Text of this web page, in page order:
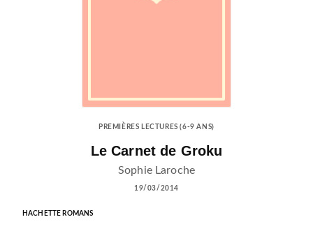
PREMIÈRES LECTURES (6-9 ANS)
Le Carnet de Groku
Sophie Laroche
19/03/2014
HACHETTE ROMANS